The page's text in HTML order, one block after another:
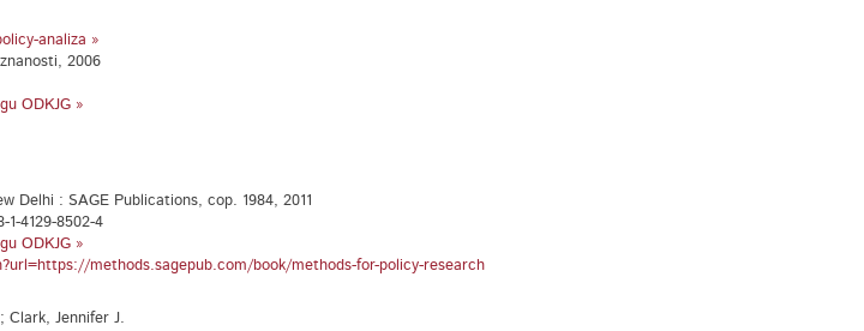
analiza »
2006
ODKJG »
Delhi : SAGE Publications, cop. 1984, 2011
1-4129-8502-4
ODKJG »
methods.sagepub.com/book/methods-for-policy-research
Clark, Jennifer J.